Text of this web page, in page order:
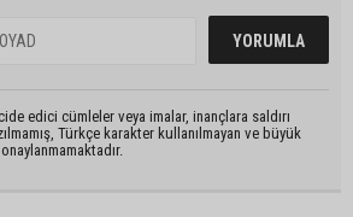
edici cümleler veya imalar, inançlara saldırı
Türkçe karakter kullanılmayan ve büyük